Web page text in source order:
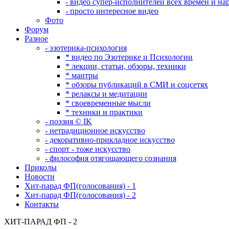
- просто интересное видео
Фото
Форум
Разное
- эзотерика-психология
* видео по Эзотерике и Психологии
* лекции, статьи, обзоры, техники
* мантры
* обзоры публикаций в СМИ и соцсетях
* релаксы и медитации
* своевременные мысли
* техники и практики
- поэзия © IK
- нетрадиционное искусство
- декоративно-прикладное искусство
- спорт - тоже искусство
- философия отягощающего сознания
Приколы
Новости
Хит-парад ФП(голосования) - 1
Хит-парад ФП(голосования) - 2
Контакты
ХИТ-ПАРАД ФП - 2